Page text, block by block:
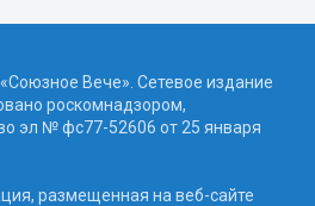
Вече». Сетевое издание
роскомнадзором,
эл № фc77-52606 от 25 января
размещенная на веб-сайте